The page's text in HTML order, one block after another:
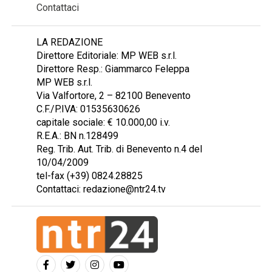
Contattaci
LA REDAZIONE
Direttore Editoriale: MP WEB s.r.l.
Direttore Resp.: Giammarco Feleppa
MP WEB s.r.l.
Via Valfortore, 2 – 82100 Benevento
C.F./P.IVA: 01535630626
capitale sociale: € 10.000,00 i.v.
R.E.A.: BN n.128499
Reg. Trib. Aut. Trib. di Benevento n.4 del
10/04/2009
tel-fax (+39) 0824.28825
Contattaci: redazione@ntr24.tv